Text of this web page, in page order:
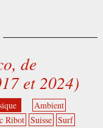
de
et 2024)
Ambient
Ribot Suisse Surf